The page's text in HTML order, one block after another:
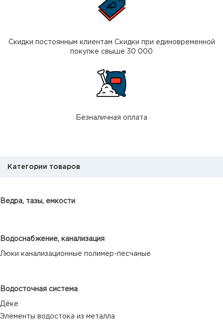
Скидки постоянным клиентам Скидки при единовременной
покупке свыше 30 000
Безналичная оплата
Категории товаров
Ведра, тазы, емкости
Водоснабжение, канализация
Люки канализационные полимер-песчаные
Водосточная система
Дёке
Элементы водостока из металла